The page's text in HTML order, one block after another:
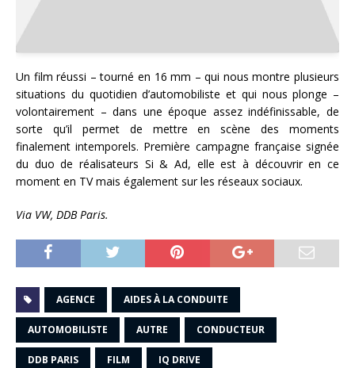
Un film réussi – tourné en 16 mm – qui nous montre plusieurs
situations du quotidien d’automobiliste et qui nous plonge –
volontairement – dans une époque assez indéfinissable, de
sorte qu’il permet de mettre en scène des moments
finalement intemporels. Première campagne française signée
du duo de réalisateurs Si & Ad, elle est à découvrir en ce
moment en TV mais également sur les réseaux sociaux.
Via VW, DDB Paris.
AGENCE AIDES À LA CONDUITE
AUTOMOBILISTE AUTRE CONDUCTEUR
DDB PARIS FILM IQ DRIVE